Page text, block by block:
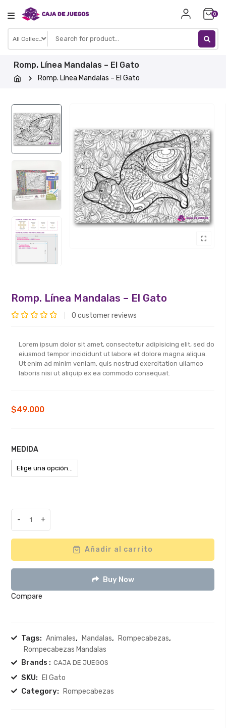
content
0
Romp. Línea Mandalas – El Gato
Romp. Línea Mandalas – El Gato
Romp. Línea Mandalas – El Gato
Lorem ipsum dolor sit amet, consectetur adipisicing elit, sed do
eiusmod tempor incididunt ut labore et dolore magna aliqua.
Ut enim ad minim veniam, quis nostrud exercitation ullamco
laboris nisi ut aliquip ex ea commodo consequat.
de
0 customer reviews
$49.000
MEDIDA
-
Romp.
-
El
quantity
+
Añadir al carrito
Buy Now
Compare
Tags: Animales, Mandalas, Rompecabezas,
Rompecabezas Mandalas
Brands : CAJA DE JUEGOS
SKU: El Gato
Category: Rompecabezas